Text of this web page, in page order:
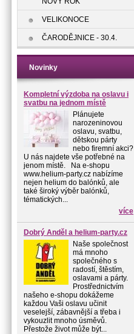
VELIKONOCE
ČARODĚJNICE - 30.4.
Novinky
Kompletní výzdoba na oslavu i
svatbu na jednom místě
Plánujete
narozeninovou
oslavu, svatbu,
dětskou párty
nebo firemní akci?
U nás najdete vše potřebné na
jenom místě. Na e-shopu
www.helium-party.cz nabízíme
nejen helium do balónků, ale
také široký výběr balónků,
tématických...
více
Dobrý Anděl a helium-party.cz
Naše společnost
má mnoho
společného s
radostí, štěstím,
oslavami a párty.
Prostřednictvím
našeho e-shopu dokážeme
každou Vaši oslavu učinit
veselejší, zábavnější a třeba i
vykouzlit mnoho úsměvů.
Přestože život může být...